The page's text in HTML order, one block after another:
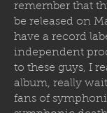
remember that
be released on
have a record
independent
to these guys, I
album, really
fans of
symphonic